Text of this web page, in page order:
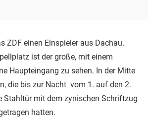
ZDF einen Einspieler aus Dachau.
ist der große, mit einem
Haupteingang zu sehen. In der Mitte
die bis zur Nacht vom 1. auf den 2.
Stahltür mit dem zynischen Schriftzug
hatten.